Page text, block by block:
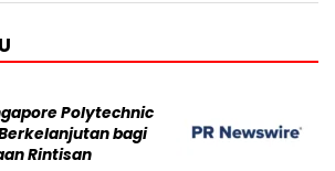
Polytechnic
bagi
Rintisan